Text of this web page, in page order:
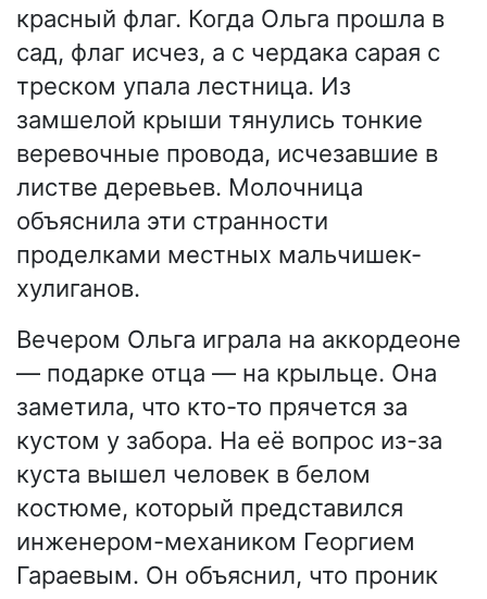
красный флаг. Когда Ольга прошла в
сад, флаг исчез, а с чердака сарая с
треском упала лестница. Из
замшелой крыши тянулись тонкие
веревочные провода, исчезавшие в
листве деревьев. Молочница
объяснила эти странности
проделками местных мальчишек-
хулиганов.
Вечером Ольга играла на аккордеоне
— подарке отца — на крыльце. Она
заметила, что кто-то прячется за
кустом у забора. На её вопрос из-за
куста вышел человек в белом
костюме, который представился
инженером-механиком Георгием
Гараевым. Он объяснил, что проник